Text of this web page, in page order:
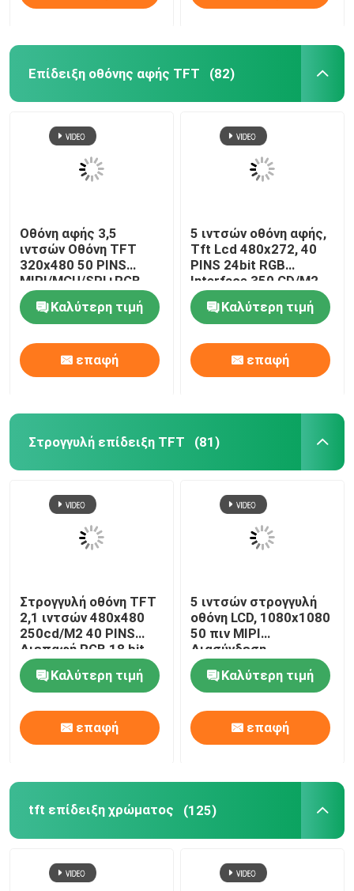
Επίδειξη οθόνης αφής TFT (82)
Οθόνη αφής 3,5
ιντσών Οθόνη TFT
320x480 50 PINS
MIPI/MCU/SPI+RGB
Καλύτερη τιμή
επαφή
5 ιντσών οθόνη αφής,
Tft Lcd 480x272, 40
PINS 24bit RGB
Interface 350 CD/M2
Καλύτερη τιμή
επαφή
Στρογγυλή επίδειξη TFT (81)
Στρογγυλή οθόνη TFT
2,1 ιντσών 480x480
250cd/M2 40 PINS
Διεπαφή RGB 18 bit
Καλύτερη τιμή
επαφή
5 ιντσών στρογγυλή
οθόνη LCD, 1080x1080
50 πιν MIPI
Διασύνδεση
350CD/M2
Καλύτερη τιμή
επαφή
tft επίδειξη χρώματος (125)